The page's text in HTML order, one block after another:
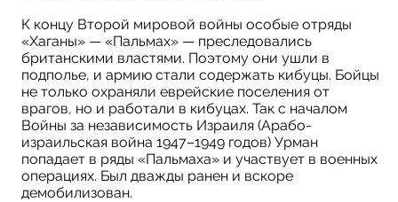
К концу Второй мировой войны особые отряды
«Хаганы» — «Пальмах» — преследовались
британскими властями. Поэтому они ушли в
подполье, и армию стали содержать кибуцы. Бойцы
не только охраняли еврейские поселения от
врагов, но и работали в кибуцах. Так с началом
Войны за независимость Израиля (Арабо-
израильская война 1947–1949 годов) Урман
попадает в ряды «Пальмаха» и участвует в военных
операциях. Был дважды ранен и вскоре
демобилизован.